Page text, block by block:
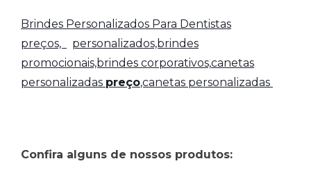
Brindes Personalizados Para Dentistas
preços,
personalizados,brindes
promocionais,brindes corporativos,canetas
personalizadas preço,canetas personalizadas
Confira alguns de nossos produtos: